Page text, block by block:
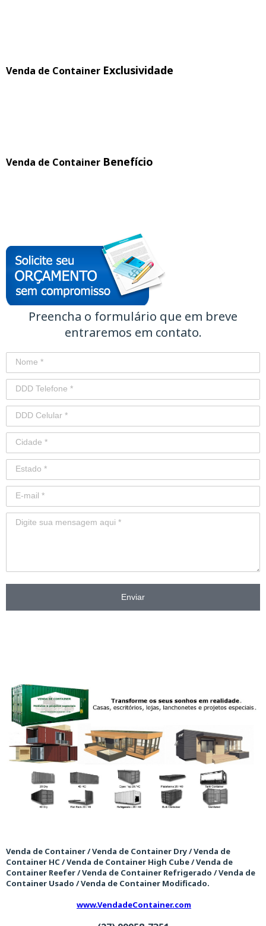
Venda de Container Exclusividade
Venda de Container Benefício
Preencha o formulário que em breve
entraremos em contato.
Enviar
Venda de Container / Venda de Container Dry / Venda de
Container HC / Venda de Container High Cube / Venda de
Container Reefer / Venda de Container Refrigerado / Venda de
Container Usado / Venda de Container Modificado.
www.VendadeContainer.com